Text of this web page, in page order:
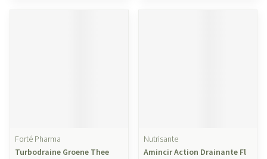
Forté Pharma
Turbodraine Groene Thee
Nutrisante
Amincir Action Drainante Fl